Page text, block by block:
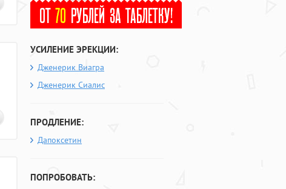
УСИЛЕНИЕ ЭРЕКЦИИ:
Дженерик Виагра
Дженерик Сиалис
ПРОДЛЕНИЕ:
Дапоксетин
ПОПРОБОВАТЬ: